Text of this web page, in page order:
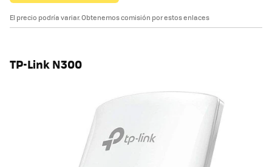
El precio podría variar. Obtenemos comisión por estos enlaces
TP-Link N300